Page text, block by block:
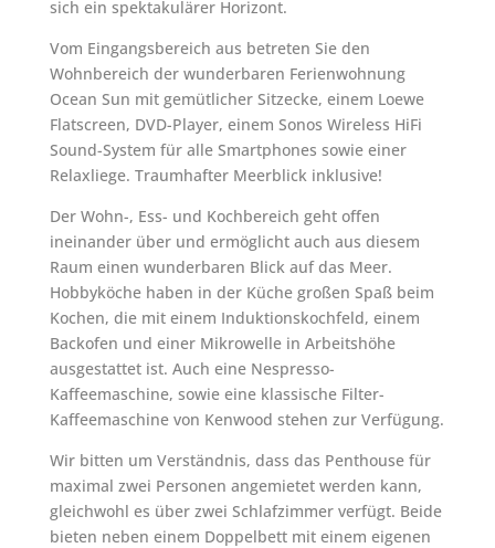
sich ein spektakulärer Horizont.
Vom Eingangsbereich aus betreten Sie den
Wohnbereich der wunderbaren Ferienwohnung
Ocean Sun mit gemütlicher Sitzecke, einem Loewe
Flatscreen, DVD-Player, einem Sonos Wireless HiFi
Sound-System für alle Smartphones sowie einer
Relaxliege. Traumhafter Meerblick inklusive!
Der Wohn-, Ess- und Kochbereich geht offen
ineinander über und ermöglicht auch aus diesem
Raum einen wunderbaren Blick auf das Meer.
Hobbyköche haben in der Küche großen Spaß beim
Kochen, die mit einem Induktionskochfeld, einem
Backofen und einer Mikrowelle in Arbeitshöhe
ausgestattet ist. Auch eine Nespresso-
Kaffeemaschine, sowie eine klassische Filter-
Kaffeemaschine von Kenwood stehen zur Verfügung.
Wir bitten um Verständnis, dass das Penthouse für
maximal zwei Personen angemietet werden kann,
gleichwohl es über zwei Schlafzimmer verfügt. Beide
bieten neben einem Doppelbett mit einem eigenen